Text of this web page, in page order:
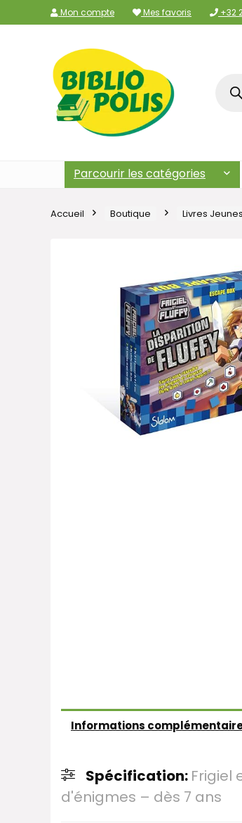
Mon compte Mes favoris +32
Parcourir les catégories
Accueil Boutique Livres
Informations
Spécification: Frigiel
d'énigmes – dès 7 ans